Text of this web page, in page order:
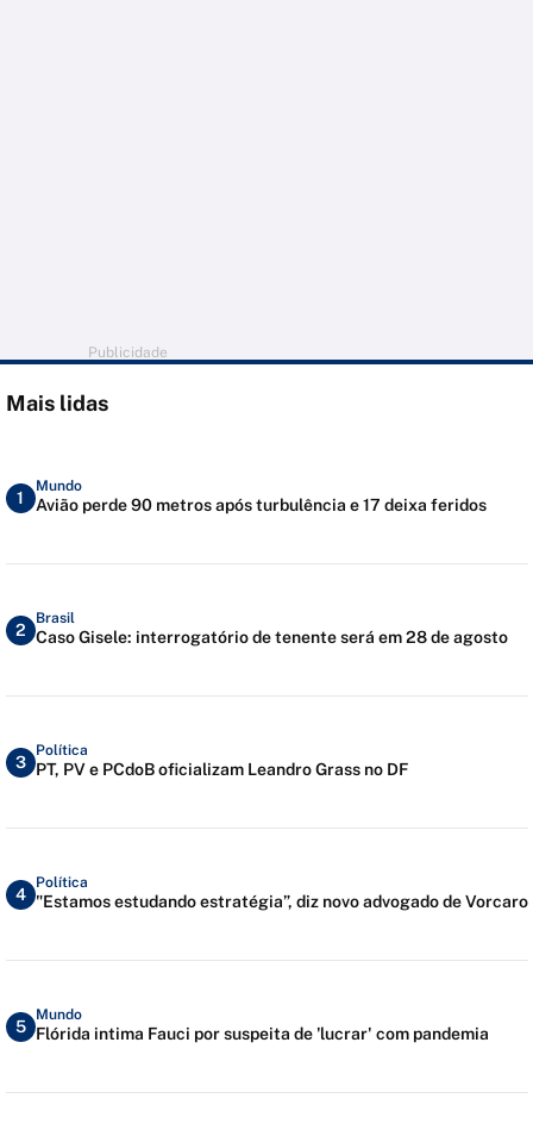
Publicidade
Mais lidas
1
Mundo
Avião perde 90 metros após turbulência e 17 deixa feridos
2
Brasil
Caso Gisele: interrogatório de tenente será em 28 de agosto
3
Política
PT, PV e PCdoB oficializam Leandro Grass no DF
4
Política
"Estamos estudando estratégia”, diz novo advogado de Vorcaro
5
Mundo
Flórida intima Fauci por suspeita de 'lucrar' com pandemia